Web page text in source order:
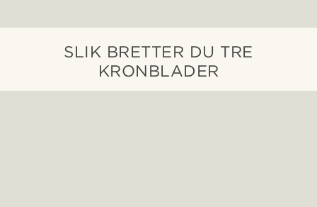
SLIK BRETTER DU TRE
KRONBLADER